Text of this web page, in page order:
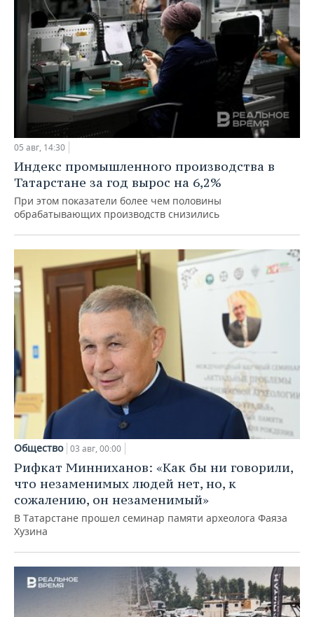
05 авг, 14:30
Индекс промышленного производства в
Татарстане за год вырос на 6,2%
При этом показатели более чем половины
обрабатывающих производств снизились
Общество 03 авг, 00:00
Рифкат Минниханов: «Как бы ни говорили,
что незаменимых людей нет, но, к
сожалению, он незаменимый»
В Татарстане прошел семинар памяти археолога Фаяза
Хузина